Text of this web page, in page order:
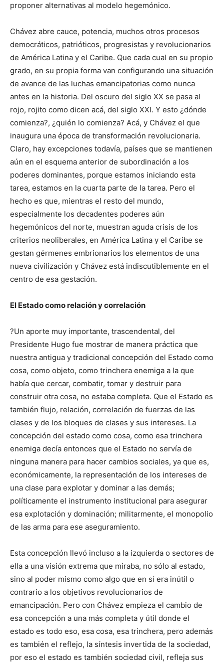
proponer alternativas al modelo hegemónico.
Chávez abre cauce, potencia, muchos otros procesos
democráticos, patrióticos, progresistas y revolucionarios
de América Latina y el Caribe. Que cada cual en su propio
grado, en su propia forma van configurando una situación
de avance de las luchas emancipatorias como nunca
antes en la historia. Del oscuro del siglo XX se pasa al
rojo, rojito como dicen acá, del siglo XXI. Y esto ¿dónde
comienza?, ¿quién lo comienza? Acá, y Chávez el que
inaugura una época de transformación revolucionaria.
Claro, hay excepciones todavía, países que se mantienen
aún en el esquema anterior de subordinación a los
poderes dominantes, porque estamos iniciando esta
tarea, estamos en la cuarta parte de la tarea. Pero el
hecho es que, mientras el resto del mundo,
especialmente los decadentes poderes aún
hegemónicos del norte, muestran aguda crisis de los
criterios neoliberales, en América Latina y el Caribe se
gestan gérmenes embrionarios los elementos de una
nueva civilización y Chávez está indiscutiblemente en el
centro de esa gestación.
El Estado como relación y correlación
?Un aporte muy importante, trascendental, del
Presidente Hugo fue mostrar de manera práctica que
nuestra antigua y tradicional concepción del Estado como
cosa, como objeto, como trinchera enemiga a la que
había que cercar, combatir, tomar y destruir para
construir otra cosa, no estaba completa. Que el Estado es
también flujo, relación, correlación de fuerzas de las
clases y de los bloques de clases y sus intereses. La
concepción del estado como cosa, como esa trinchera
enemiga decía entonces que el Estado no servía de
ninguna manera para hacer cambios sociales, ya que es,
económicamente, la representación de los intereses de
una clase para explotar y dominar a las demás;
políticamente el instrumento institucional para asegurar
esa explotación y dominación; militarmente, el monopolio
de las arma para ese aseguramiento.
Esta concepción llevó incluso a la izquierda o sectores de
ella a una visión extrema que miraba, no sólo al estado,
sino al poder mismo como algo que en sí era inútil o
contrario a los objetivos revolucionarios de
emancipación. Pero con Chávez empieza el cambio de
esa concepción a una más completa y útil donde el
estado es todo eso, esa cosa, esa trinchera, pero además
es también el reflejo, la síntesis invertida de la sociedad,
por eso el estado es también sociedad civil, refleja sus